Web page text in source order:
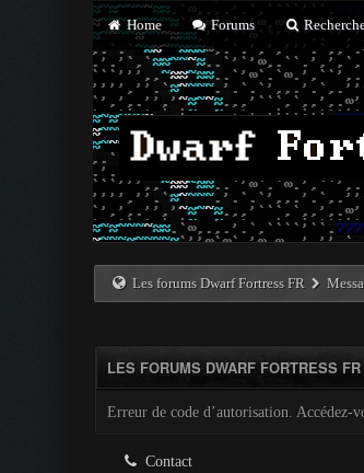
Home Forums
Les forums Dwarf Fortress FR
LES FORUMS DWARF FORTRESS FR
Erreur de code d’autorisation. Accédez-
Contact